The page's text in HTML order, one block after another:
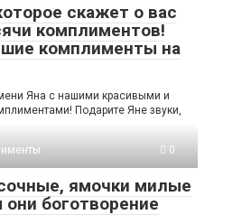
скажет о вас
комплиментов!
комплименты на
Яна с нашими красивыми и
Подарите Яне звуки,
0
ямочки милые
боготворение